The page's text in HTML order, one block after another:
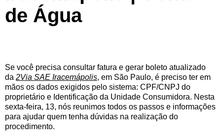
de Água
Se você precisa consultar fatura e gerar boleto atualizado
da 2Via SAE Iracemápolis, em São Paulo, é preciso ter em
mãos os dados exigidos pelo sistema: CPF/CNPJ do
proprietário e Identificação da Unidade Consumidora. Nesta
sexta-feira, 13, nós reunimos todos os passos e informações
para ajudar quem tenha dúvidas na realização do
procedimento.